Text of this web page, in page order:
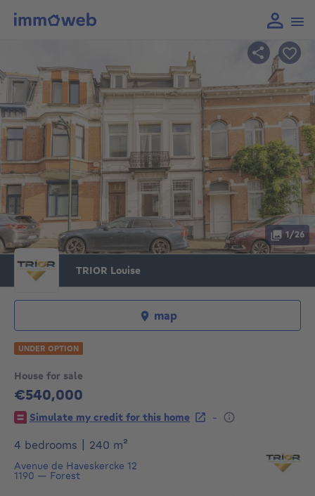
House for sale
€540,000
540000€
Simulate my credit for this home
-
4 bedrooms | 240 m²
Avenue de Haveskercke 12
1190 — Forest
TRIOR Louise
1/26
map
UNDER OPTION